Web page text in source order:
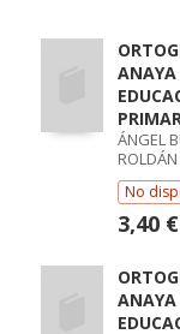
ANAYA
ÁNGEL
GARRIDO
No
3,40 €
ANAYA